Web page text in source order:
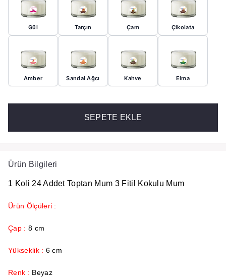
Gül Tarçın Çam Çikolata
Amber Sandal Ağcı Kahve Elma
SEPETE EKLE
Ürün Bilgileri
1 Koli 24 Addet Toptan Mum 3 Fitil Kokulu Mum
Ürün Ölçüleri :
Çap : 8 cm
Yükseklik : 6 cm
Renk : Beyaz